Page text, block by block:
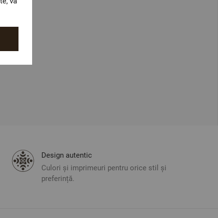
Design autentic
Culori și imprimeuri pentru orice stil și
preferință.